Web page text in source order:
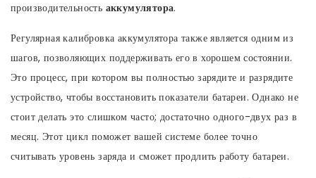
производительность аккумулятора.
Регулярная калибровка аккумулятора также является одним из
шагов, позволяющих поддерживать его в хорошем состоянии.
Это процесс, при котором вы полностью зарядите и разрядите
устройство, чтобы восстановить показатели батареи. Однако не
стоит делать это слишком часто; достаточно одного-двух раз в
месяц. Этот цикл поможет вашей системе более точно
считывать уровень заряда и сможет продлить работу батареи.